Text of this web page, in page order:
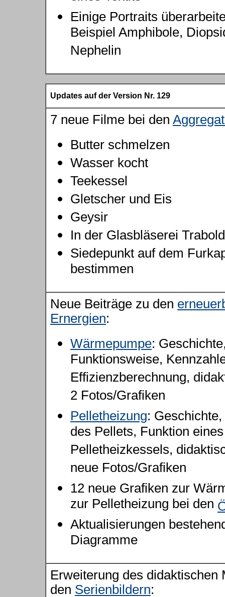
Einige Portraits
Beispiel Amphibole,
Nephelin
Updates auf der Version Nr. 129
7 neue Filme bei den
Butter schmelzen
Wasser kocht
Teekessel
Gletscher und Eis
Geysir
In der Glasbläserei Trabold
Siedepunkt auf dem
bestimmen
Neue Beiträge zu den
Ernergien:
Wärmepumpe:
Funktionsweise,
Effizienzberechnung,
2 Fotos/Grafiken
Pelletheizung:
des Pellets, Funktion eines
Pelletheizkessels,
neue Fotos/Grafiken
12 neue Grafiken zur
zur Pelletheizung bei den
Aktualisierungen
Diagramme
Erweiterung des didaktischen
den Serienbildern: